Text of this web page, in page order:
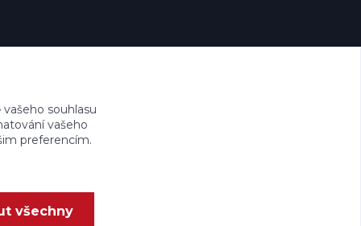
souhlasu
vašeho
preferencím.
všechny